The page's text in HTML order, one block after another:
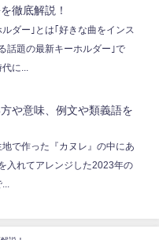
徹底解説！
ルダー｣とは｢好きな曲をインス
話題の最新キーホルダー｣で
に...
方や意味、例文や類義語を
地で作った『カヌレ』の中にあ
入れてアレンジした2023年の